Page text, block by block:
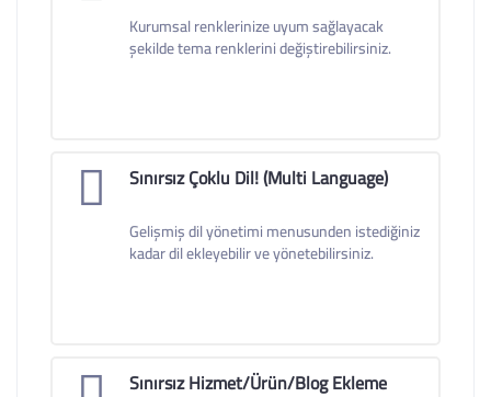
Kurumsal renklerinize uyum sağlayacak
şekilde tema renklerini değiştirebilirsiniz.
Sınırsız Çoklu Dil! (Multi Language)
Gelişmiş dil yönetimi menusunden istediğiniz
kadar dil ekleyebilir ve yönetebilirsiniz.
Sınırsız Hizmet/Ürün/Blog Ekleme